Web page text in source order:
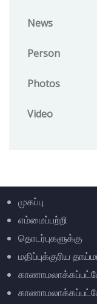
News
Person
Photos
Video
முகப்பு
எம்மைப்பற்றி
தொடர்புகளுக்கு
மதிப்புக்குரிய